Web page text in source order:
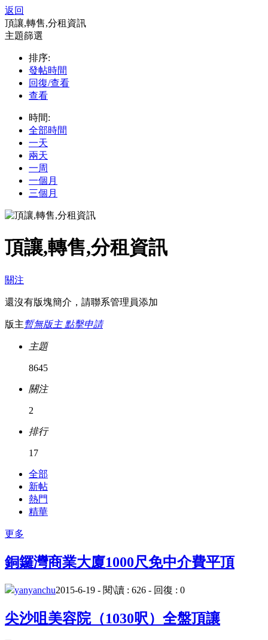
返回
頂讓,轉售,分租資訊
主題篩選
排序:
發帖時間
回復/查看
查看
時間:
全部時間
一天
兩天
一周
一個月
三個月
頂讓,轉售,分租資訊
關注
還沒有版塊簡介，請聯系管理員添加
版主暫無版主 點擊申請
主題
8645
關注
2
排行
17
全部
新帖
熱門
精華
更多
銅鑼灣商業大廈1000尺免中介費平頂
yanyanchu2015-6-19 - 閱\讀 : 626 - 回復 : 0
尖沙咀美容院（1030呎）全盤頂讓